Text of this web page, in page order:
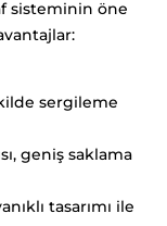
sisteminin öne
sergileme
geniş saklama
tasarımı ile